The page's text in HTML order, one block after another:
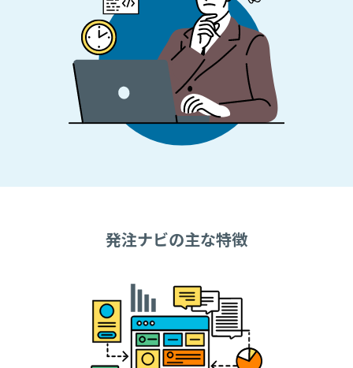
発注ナビの主な特徴